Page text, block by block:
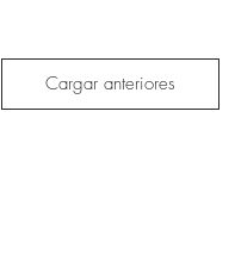
Cargar anteriores